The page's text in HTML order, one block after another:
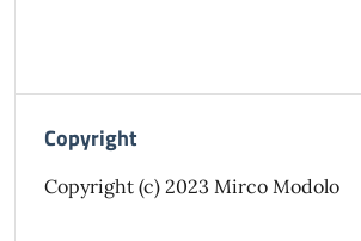
Copyright
Copyright (c) 2023 Mirco Modolo